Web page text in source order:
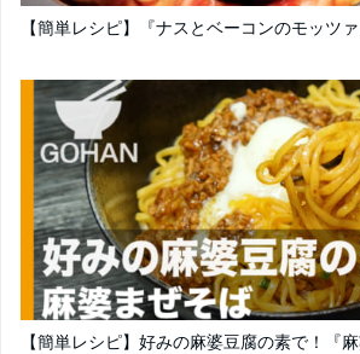
【簡単レシピ】『ナスとベーコンのモッツ
【簡単レシピ】好みの麻婆豆腐の素で！『